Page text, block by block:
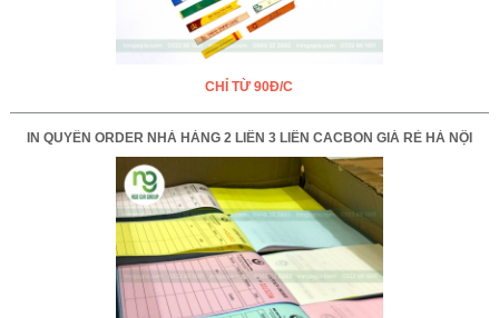
CHỈ TỪ 90Đ/C
IN QUYỂN ORDER NHÀ HÀNG 2 LIÊN 3 LIÊN CACBON GIÁ RẺ HÀ NỘI